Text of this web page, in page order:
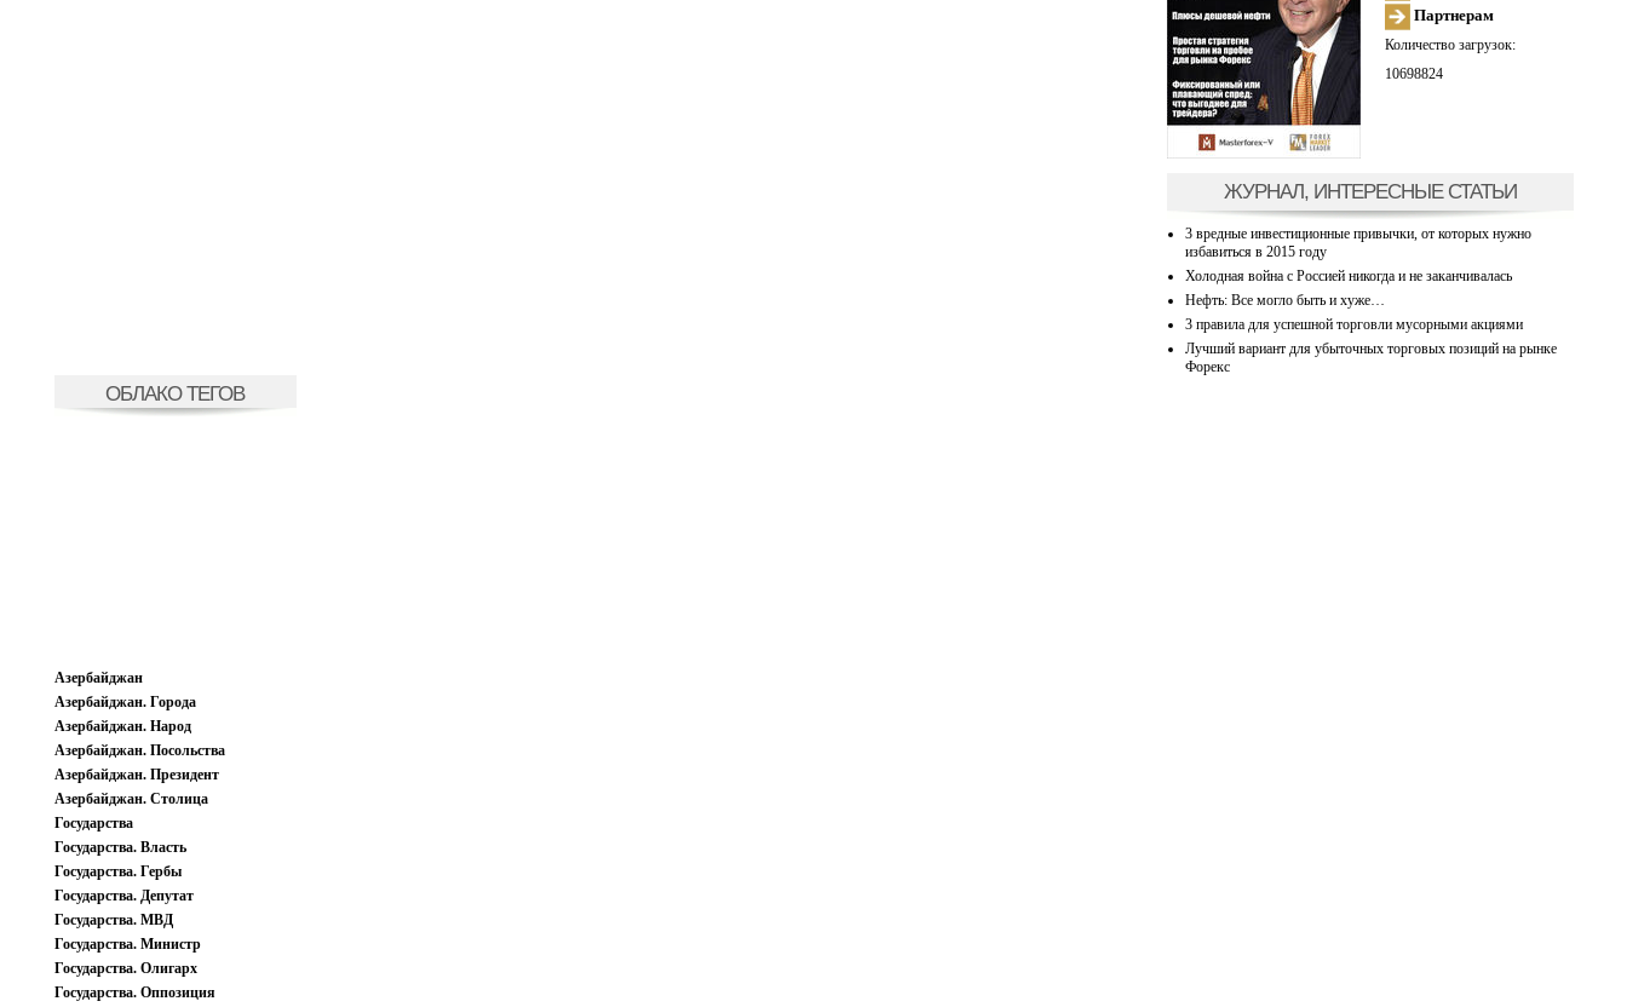
ОБЛАКО ТЕГОВ
Азербайджан
Азербайджан. Города
Азербайджан. Народ
Азербайджан. Посольства
Азербайджан. Президент
Азербайджан. Столица
Государства
Государства. Власть
Государства. Гербы
Государства. Депутат
Государства. МВД
Государства. Министр
Государства. Олигарх
Государства. Оппозиция
Партнерам
Количество загрузок:
10698824
ЖУРНАЛ, ИНТЕРЕСНЫЕ СТАТЬИ
3 вредные инвестиционные привычки, от которых нужно
избавиться в 2015 году
Холодная война с Россией никогда и не заканчивалась
Нефть: Все могло быть и хуже…
3 правила для успешной торговли мусорными акциями
Лучший вариант для убыточных торговых позиций на рынке
Форекс